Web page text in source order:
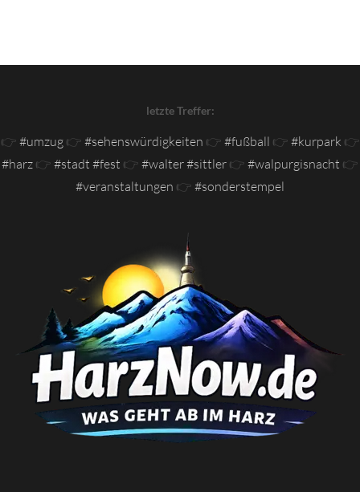
letzte Treffer:
👉 #umzug👉 #sehenswürdigkeiten 👉 #fußball 👉 #kurpark 👉
#harz 👉 #stadt #fest 👉 #walter #sittler 👉 #walpurgisnacht 👉
#veranstaltungen 👉 #sonderstempel